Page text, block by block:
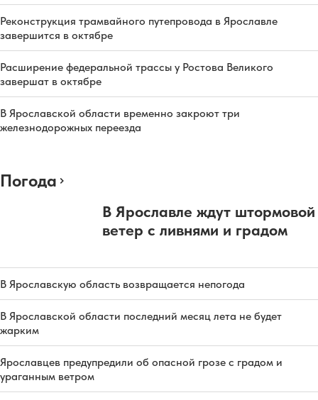
Реконструкция трамвайного путепровода в Ярославле
завершится в октябре
Расширение федеральной трассы у Ростова Великого
завершат в октябре
В Ярославской области временно закроют три
железнодорожных переезда
Погода
В Ярославле ждут штормовой
ветер с ливнями и градом
В Ярославскую область возвращается непогода
В Ярославской области последний месяц лета не будет
жарким
Ярославцев предупредили об опасной грозе с градом и
ураганным ветром